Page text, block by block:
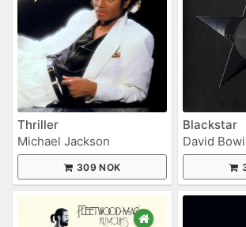
Thriller
Michael Jackson
309 NOK
Blackstar
David